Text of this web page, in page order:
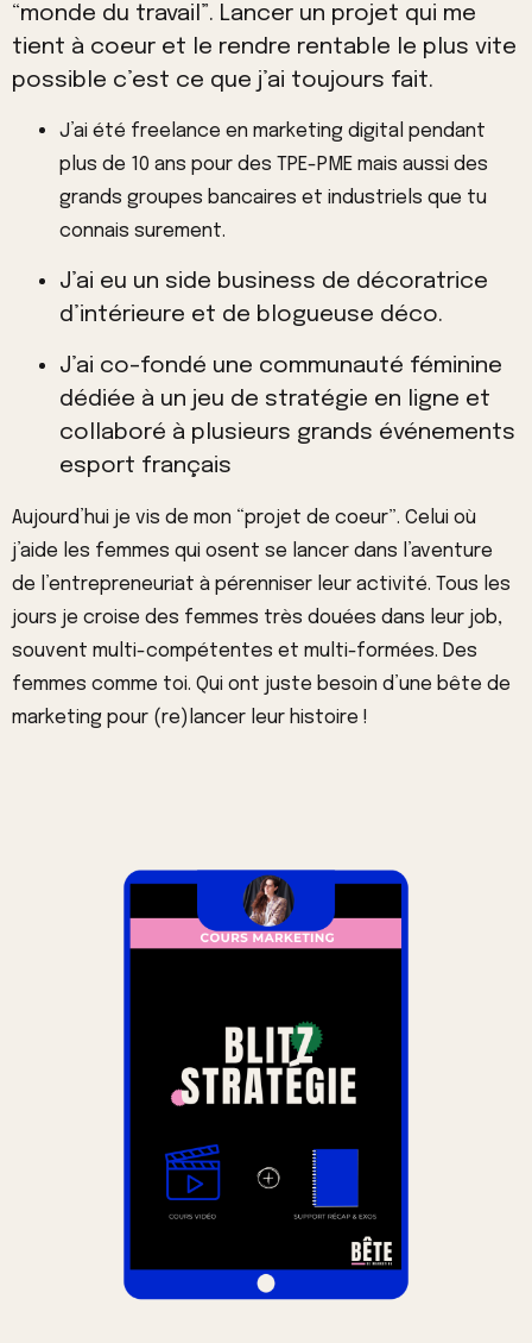
“monde du travail”. Lancer un projet qui me
tient à coeur et le rendre rentable le plus vite
possible c’est ce que j’ai toujours fait.
J’ai été freelance en marketing digital pendant
plus de 10 ans pour des TPE-PME mais aussi des
grands groupes bancaires et industriels que tu
connais surement.
J’ai eu un side business de décoratrice
d’intérieure et de blogueuse déco.
J’ai co-fondé une communauté féminine
dédiée à un jeu de stratégie en ligne et
collaboré à plusieurs grands événements
esport français
Aujourd’hui je vis de mon “projet de coeur”. Celui où
j’aide les femmes qui osent se lancer dans l’aventure
de l’entrepreneuriat à pérenniser leur activité. Tous les
jours je croise des femmes très douées dans leur job,
souvent multi-compétentes et multi-formées. Des
femmes comme toi. Qui ont juste besoin d’une bête de
marketing pour (re)lancer leur histoire !